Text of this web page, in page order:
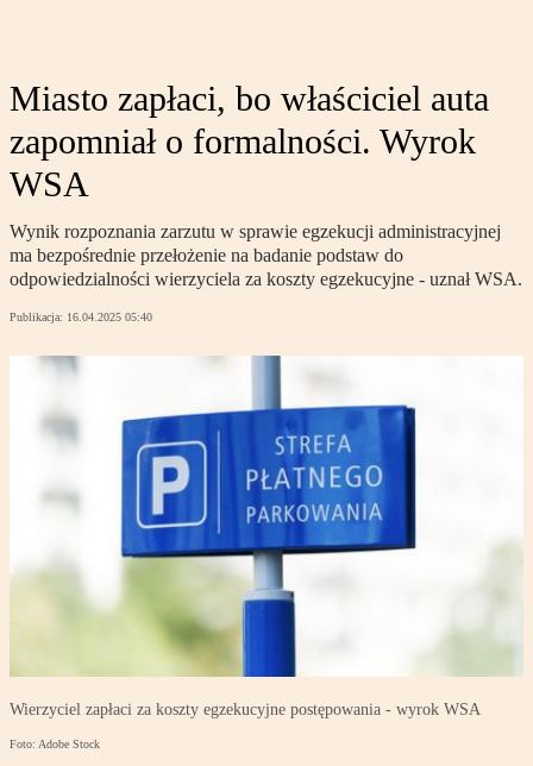
Miasto zapłaci, bo właściciel auta
zapomniał o formalności. Wyrok
WSA
Wynik rozpoznania zarzutu w sprawie egzekucji administracyjnej
ma bezpośrednie przełożenie na badanie podstaw do
odpowiedzialności wierzyciela za koszty egzekucyjne - uznał WSA.
Publikacja: 16.04.2025 05:40
Wierzyciel zapłaci za koszty egzekucyjne postępowania - wyrok WSA
Foto: Adobe Stock